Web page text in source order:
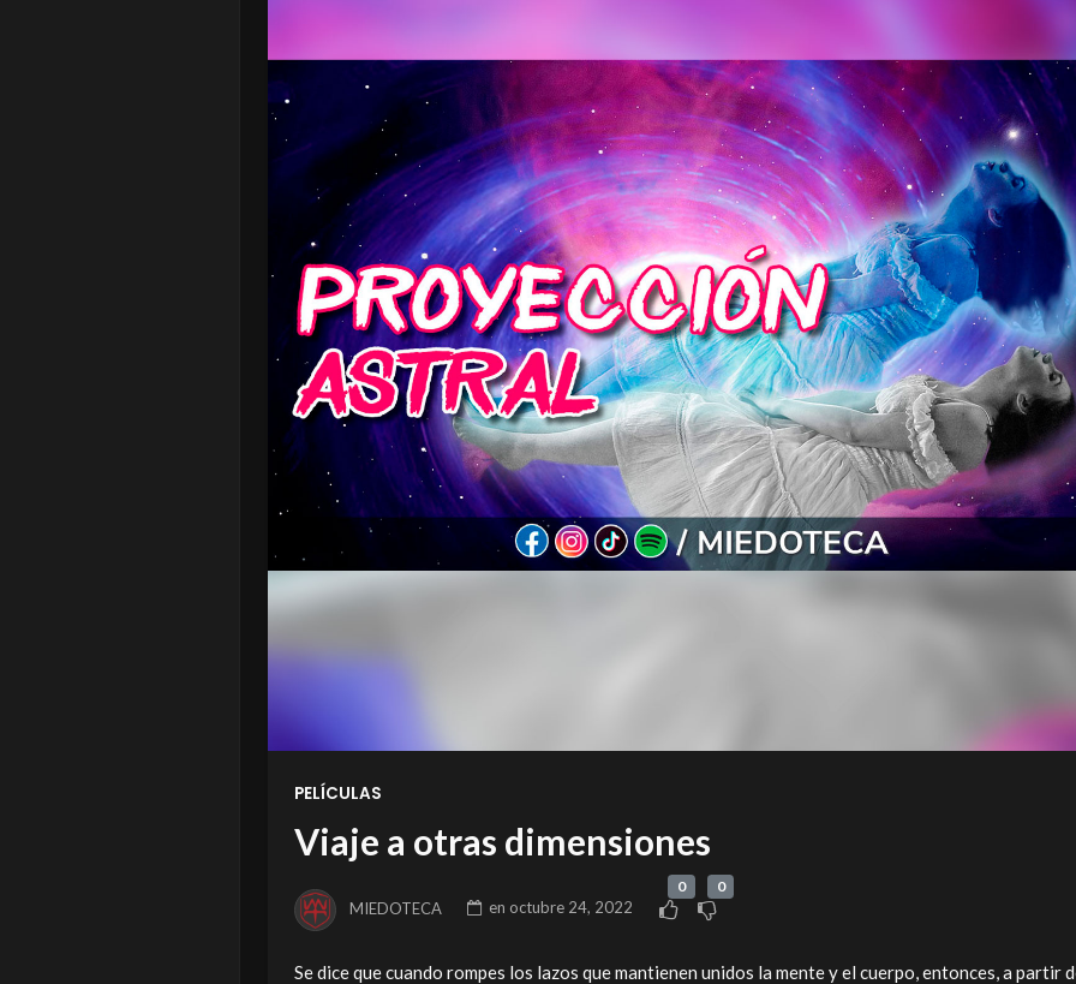
PELÍCULAS
Viaje a otras dimensiones
MIEDOTECA en octubre 24, 2022
0 0
Se dice que cuando rompes los lazos que mantienen unidos la mente y el cuerpo, entonces, a partir